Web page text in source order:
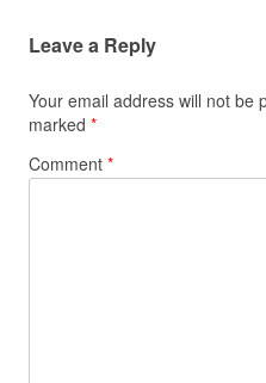
Leave a Reply
Your email address will not be
marked *
Comment *